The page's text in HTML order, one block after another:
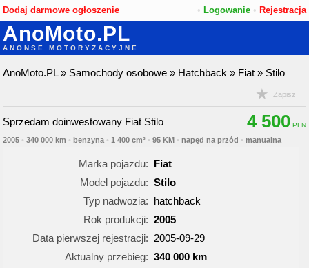
Dodaj darmowe ogłoszenie • Logowanie• Rejestracja
AnoMoto.PL
ANONSE MOTORYZACYJNE
AnoMoto.PL» Samochody osobowe » Hatchback » Fiat » Stilo
Zapisz
Sprzedam doinwestowany Fiat Stilo 4 500
2005 •340 000 km •benzyna •1 400 cm³ •95 KM •napęd na przód •manualna
Marka pojazdu: Fiat
Model pojazdu: Stilo
Typ nadwozia: hatchback
Rok produkcji: 2005
Data pierwszej rejestracji: 2005-09-29
Aktualny przebieg: 340 000 km